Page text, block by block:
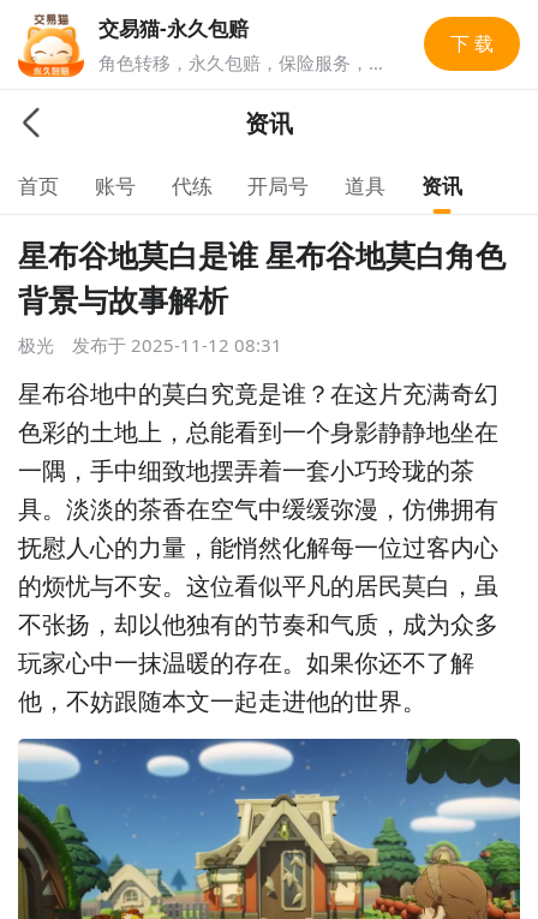
交易猫-永久包赔
角色转移，永久包赔，保险服务，实
就上交易猫，1亿玩家选择的游戏交
下 载
资讯
首页 账号 代练 开局号 道具 资讯
星布谷地莫白是谁 星布谷地莫白角色
背景与故事解析
极光 发布于 2025-11-12 08:31
星布谷地中的莫白究竟是谁？在这片充满奇幻
色彩的土地上，总能看到一个身影静静地坐在
一隅，手中细致地摆弄着一套小巧玲珑的茶
具。淡淡的茶香在空气中缓缓弥漫，仿佛拥有
抚慰人心的力量，能悄然化解每一位过客内心
的烦忧与不安。这位看似平凡的居民莫白，虽
不张扬，却以他独有的节奏和气质，成为众多
玩家心中一抹温暖的存在。如果你还不了解
他，不妨跟随本文一起走进他的世界。